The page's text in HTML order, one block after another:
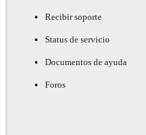
Recibir soporte
Status de servicio
Documentos de ayuda
Foros